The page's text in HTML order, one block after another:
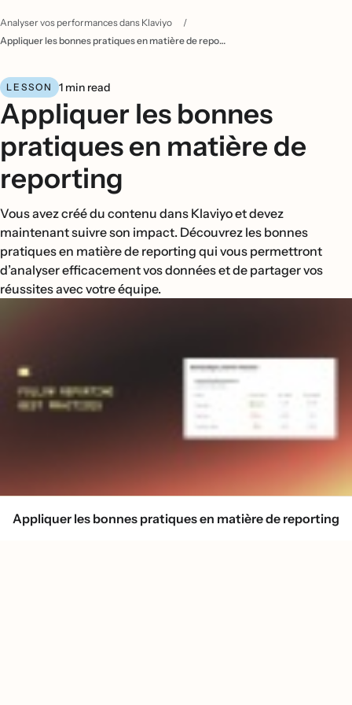
Analyser vos performances dans Klaviyo
/
Appliquer les bonnes pratiques en matière de reporting
LESSON 1 min read
Appliquer les bonnes
pratiques en matière de
reporting
Vous avez créé du contenu dans Klaviyo et devez
maintenant suivre son impact. Découvrez les bonnes
pratiques en matière de reporting qui vous permettront
d’analyser efficacement vos données et de partager vos
réussites avec votre équipe.
Appliquer les bonnes pratiques en matière de reporting